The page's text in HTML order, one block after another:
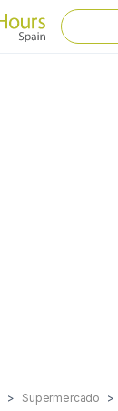
Supermercado